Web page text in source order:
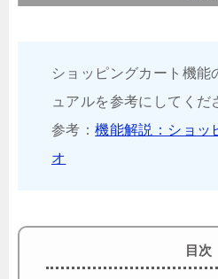
ショッピングカート機能
ュアルを参考にしてくだ
参考：機能解説：ショッ
オ
目次